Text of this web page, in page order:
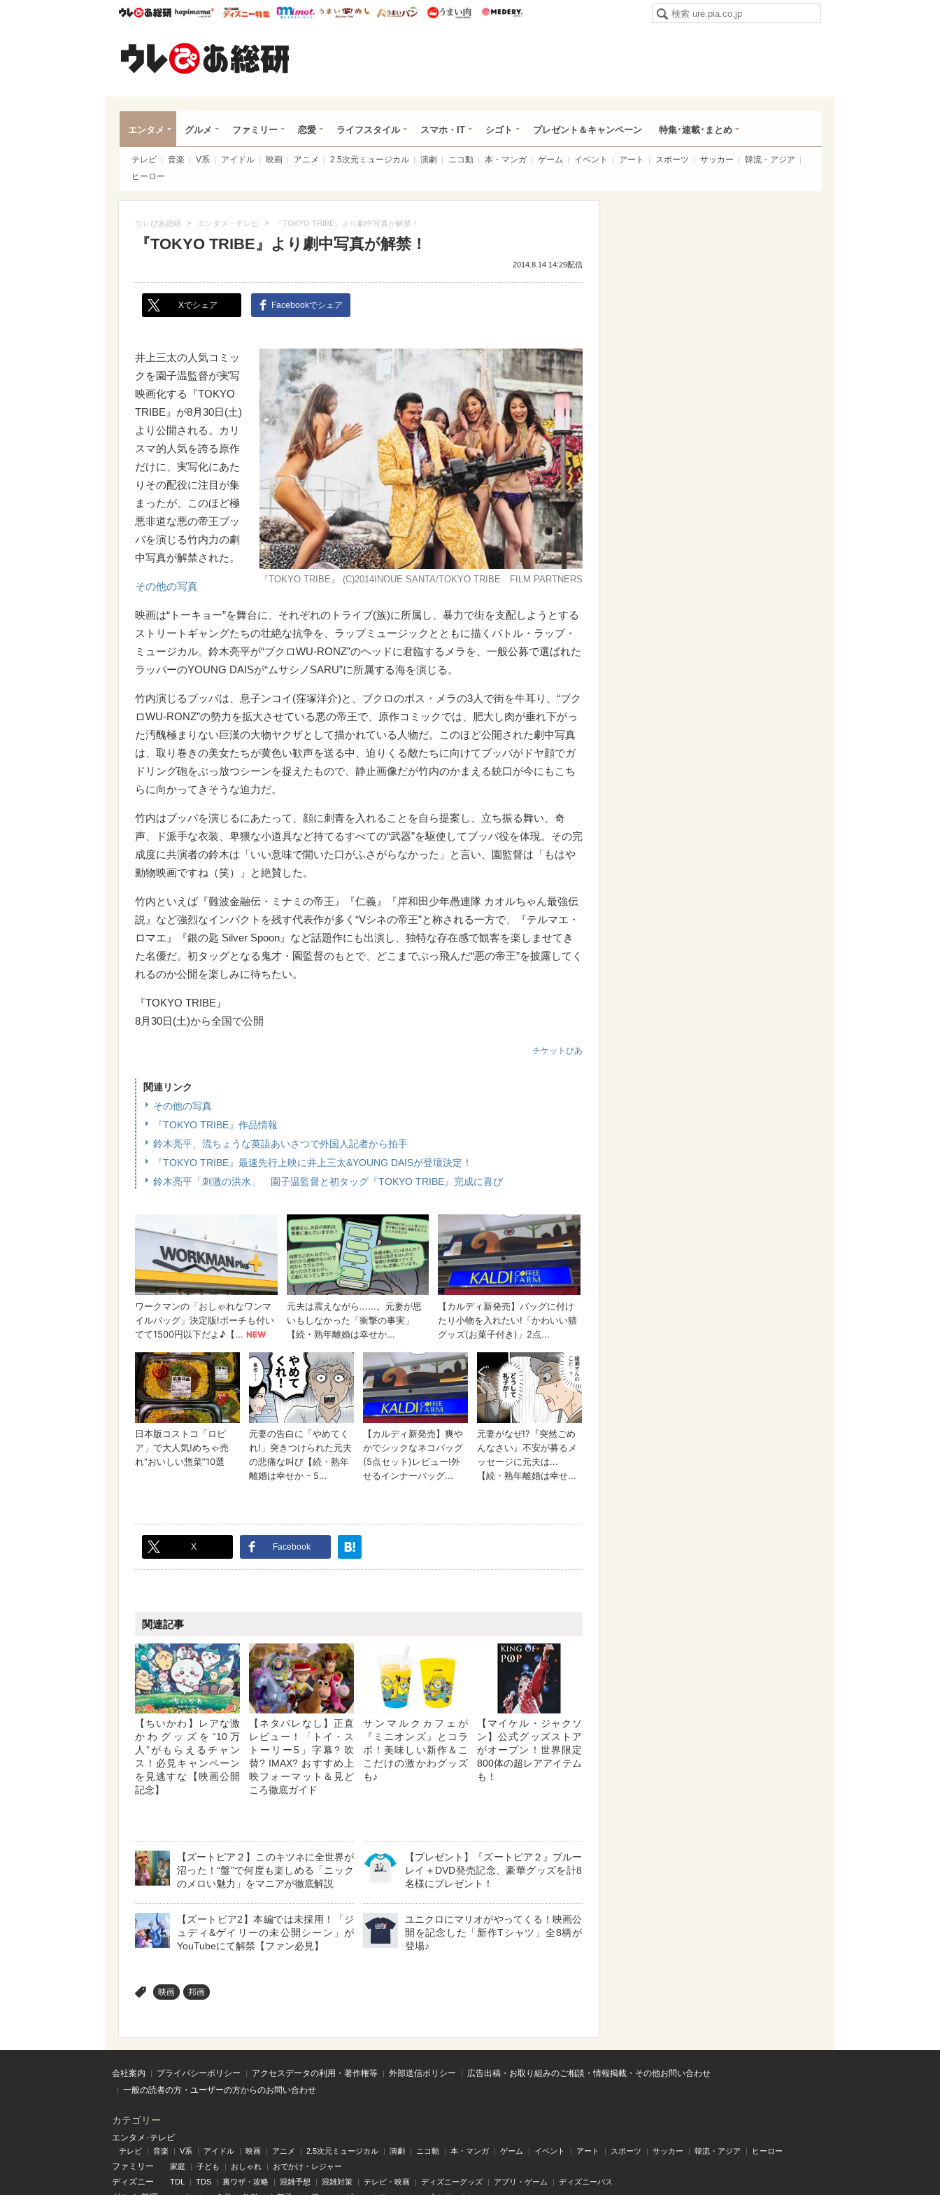
ウレぴあ総研ハピママ* ウレぴあ総研 ディズニー特集
mimot. うまいめし うまいパン うまい肉
エンタメ グルメ ファミリー 恋愛 ライフスタイル スマホ・IT シゴト プレゼント＆キャンペーン 特集･連載･まとめ
テレビ 音楽 V系 アイドル 映画 アニメ 2.5次元ミュージカル 演劇 ニコ動 本・マンガ ゲーム イベント アート スポーツ サッカー
韓流・アジア
ヒーロー
ウレぴあ総研 > エンタメ・テレビ > 『TOKYO TRIBE』より劇中写真が解禁！
『TOKYO TRIBE』より劇中写真が解禁！
2014.8.14 14:29配信
Xでシェア Facebookでシェア
『TOKYO TRIBE』 (C)2014INOUE SANTA/TOKYO TRIBE FILM PARTNERS
井上三太の人気コミッ
クを園子温監督が実写
映画化する『TOKYO
TRIBE』が8月30日(土)
より公開される。カリ
スマ的人気を誇る原作
だけに、実写化にあた
りその配役に注目が集
まったが、このほど極
悪非道な悪の帝王ブッ
バを演じる竹内力の劇
中写真が解禁された。
その他の写真
映画は“トーキョー”を舞台に、それぞれのトライブ(族)に所属し、暴力で街を支配しようとする
ストリートギャングたちの壮絶な抗争を、ラップミュージックとともに描くバトル・ラップ・
ミュージカル。鈴木亮平が“ブクロWU-RONZ”のヘッドに君臨するメラを、一般公募で選ばれた
ラッパーのYOUNG DAISが“ムサシノSARU”に所属する海を演じる。
竹内演じるブッバは、息子ンコイ(窪塚洋介)と、ブクロのボス・メラの3人で街を牛耳り、“ブク
ロWU-RONZ”の勢力を拡大させている悪の帝王で、原作コミックでは、肥大し肉が垂れ下がっ
た汚醜極まりない巨漢の大物ヤクザとして描かれている人物だ。このほど公開された劇中写真
は、取り巻きの美女たちが黄色い歓声を送る中、迫りくる敵たちに向けてブッバがドヤ顔でガ
ドリング砲をぶっ放つシーンを捉えたもので、静止画像だが竹内のかまえる銃口が今にもこち
らに向かってきそうな迫力だ。
竹内はブッバを演じるにあたって、顔に刺青を入れることを自ら提案し、立ち振る舞い、奇
声、ド派手な衣装、卑猥な小道具など持てるすべての“武器”を駆使してブッバ役を体現。その完
成度に共演者の鈴木は「いい意味で開いた口がふさがらなかった」と言い、園監督は「もはや
動物映画ですね（笑）」と絶賛した。
竹内といえば『難波金融伝・ミナミの帝王』『仁義』『岸和田少年愚連隊 カオルちゃん最強伝
説』など強烈なインパクトを残す代表作が多く“Vシネの帝王”と称される一方で、『テルマエ・
ロマエ』『銀の匙 Silver Spoon』など話題作にも出演し、独特な存在感で観客を楽しませてき
た名優だ。初タッグとなる鬼才・園監督のもとで、どこまでぶっ飛んだ“悪の帝王”を披露してく
れるのか公開を楽しみに待ちたい。
『TOKYO TRIBE』
8月30日(土)から全国で公開
チケットぴあ
関連リンク
その他の写真
『TOKYO TRIBE』作品情報
鈴木亮平、流ちょうな英語あいさつで外国人記者から拍手
『TOKYO TRIBE』最速先行上映に井上三太&YOUNG DAISが登壇決定！
鈴木亮平「刺激の洪水」 園子温監督と初タッグ『TOKYO TRIBE』完成に喜び
X Facebook
関連記事
【ちいかわ】レアな激
かわグッズを“10万
人”がもらえるチャン
ス！必見キャンペーン
を見逃すな【映画公開
記念】
【ネタバレなし】正直
レビュー！「トイ・ス
トーリー5」字幕? 吹
替? IMAX? おすすめ上
映フォーマット＆見ど
ころ徹底ガイド
サンマルクカフェが
『ミニオンズ』とコラ
ボ！美味しい新作＆こ
こだけの激かわグッズ
も♪
【マイケル・ジャクソ
ン】公式グッズストア
がオープン！世界限定
800体の超レアアイテム
も！
【ズートピア２】このキツネに全世界が
沼った！“盤”で何度も楽しめる「ニック
のメロい魅力」をマニアが徹底解説
【プレゼント】『ズートピア２』ブルー
レイ＋DVD発売記念、豪華グッズを計8
名様にプレゼント！
【ズートピア2】本編では未採用！「ジ
ュディ&ゲイリーの未公開シーン」が
YouTubeにて解禁【ファン必見】
ユニクロにマリオがやってくる！映画公
開を記念した「新作Tシャツ」全8柄が
登場♪
映画 邦画
会社案内 プライバシーポリシー アクセスデータの利用・著作権等 外部送信ポリシー
広告出稿・お取り組みのご相談・情報掲載・その他お問い合わせ
一般の読者の方・ユーザーの方からのお問い合わせ
カテゴリー
エンタメ･テレビ
テレビ 音楽 V系 アイドル 映画 アニメ 2.5次元ミュージカル 演劇 ニコ動 本・マンガ ゲーム イベント アート スポーツ サッカー 韓流・アジア ヒーロー
ファミリー 家庭 子ども おしゃれ おでかけ・レジャー
ディズニー TDL TDS 裏ワザ・攻略 混雑予想 混雑対策 テレビ・映画 ディズニーグッズ アプリ・ゲーム ディズニーパス